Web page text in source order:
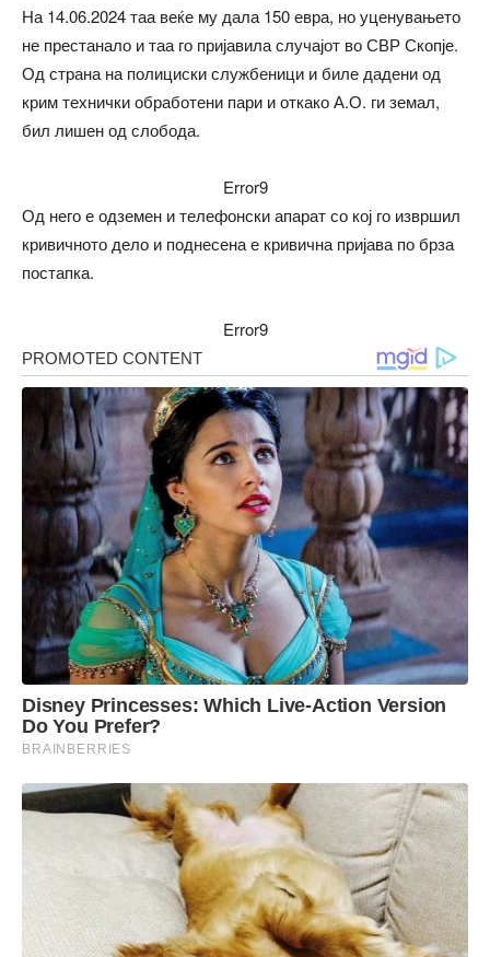
На 14.06.2024 таа веќе му дала 150 евра, но уценувањето
не престанало и таа го пријавила случајот во СВР Скопје.
Од страна на полициски службеници и биле дадени од
крим технички обработени пари и откако А.О. ги земал,
бил лишен од слобода.
Error9
Од него е одземен и телефонски апарат со кој го извршил
кривичното дело и поднесена е кривична пријава по брза
постапка.
Error9